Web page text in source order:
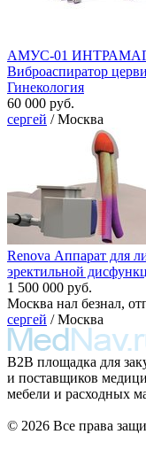
АМУС-01
Виброаспиратор
Гинекология
60 000 руб.
сергей / Москва
Renova Аппарат для
эректильной
1 500 000 руб.
Москва нал безнал,
сергей / Москва
B2B площадка для
и поставщиков
мебели и расходных
© 2026 Все права